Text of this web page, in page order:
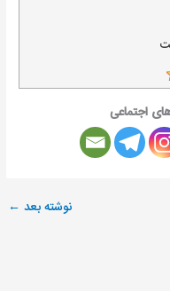
اجتماعی
نوشته بعد ←